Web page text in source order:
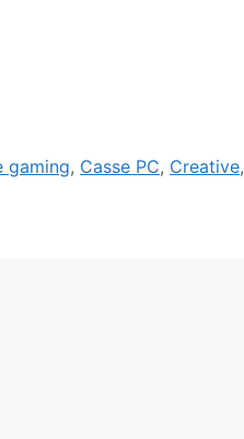
gaming, Casse PC, Creative,